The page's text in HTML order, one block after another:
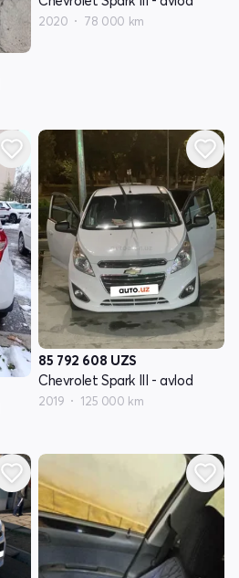
2020 78 000 km
85 792 608 UZS
Chevrolet Spark III - avlod
2019 125 000 km